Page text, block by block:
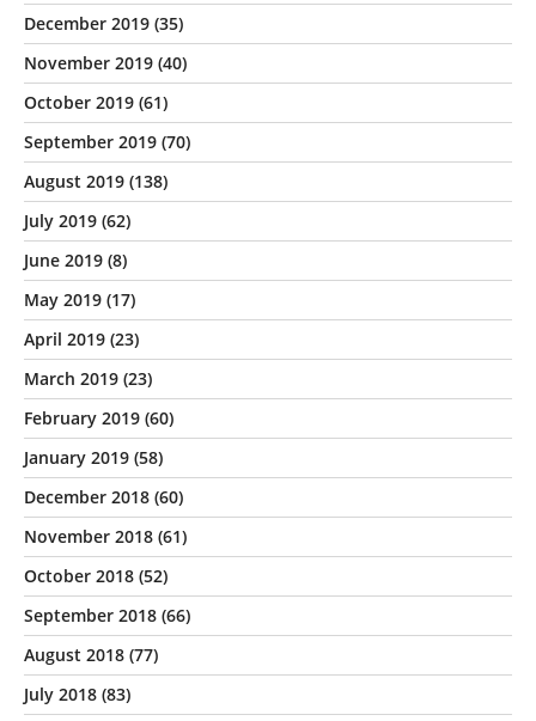
December 2019 (35)
November 2019 (40)
October 2019 (61)
September 2019 (70)
August 2019 (138)
July 2019 (62)
June 2019 (8)
May 2019 (17)
April 2019 (23)
March 2019 (23)
February 2019 (60)
January 2019 (58)
December 2018 (60)
November 2018 (61)
October 2018 (52)
September 2018 (66)
August 2018 (77)
July 2018 (83)